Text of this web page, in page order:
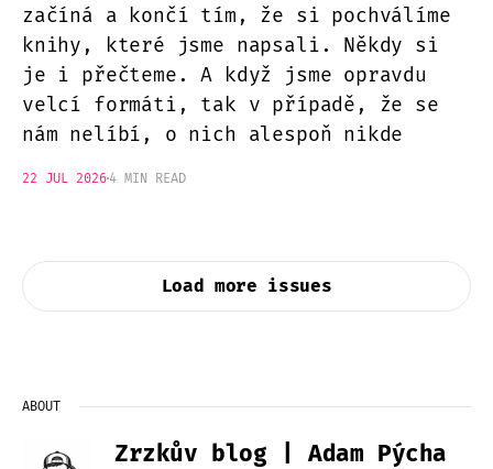
začíná a končí tím, že si pochválíme
knihy, které jsme napsali. Někdy si
je i přečteme. A když jsme opravdu
velcí formáti, tak v případě, že se
nám nelíbí, o nich alespoň nikde
22 JUL 2026 4 MIN READ
Load more issues
ABOUT
Zrzkův blog | Adam Pýcha